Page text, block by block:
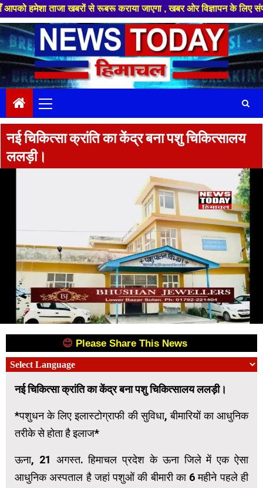
खबरों से रूबरू कराया जाएगा , खबर ओर विज्ञापन के लिए संपर्क करे
Skip
to
content
Menu
नई चिकित्सा क्रांति का केंद्र बना पशु चिकित्सालय
ललड़ी।
😊 Please Share This News
नई चिकित्सा क्रांति का केंद्र बना पशु चिकित्सालय ललड़ी।
*पशुधन के लिए इलास्टोग्राफी की सुविधा, बीमारियों का आधुनिक
तरीके से होता है इलाज*
ऊना, 21 अगस्त. हिमाचल प्रदेश के ऊना जिले में एक ऐसा
आधुनिक अस्पताल है जहां पशुओं की बीमारी का 6 महीने पहले ही